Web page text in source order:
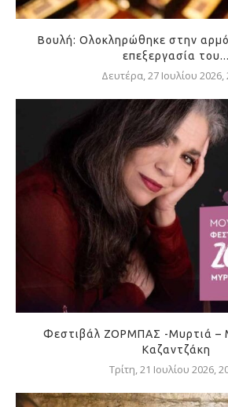
Βουλή: Ολοκληρώθηκε στην
επεξεργασία του...
Δευτέρα, 27 Ιουλίου 2026,
Φεστιβάλ ΖΟΡΜΠΑΣ -Μυρτιά –
Καζαντζάκη
Τρίτη, 21 Ιουλίου 2026,